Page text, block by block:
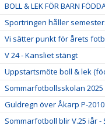
BOLL & LEK FÖR BARN
Sportringen håller
Vi sätter punkt för årets
V 24 - Kansliet stängt
Uppstartsmöte boll & lek
Sommarfotbollsskolan
Guldregn över Åkarp P-
Sommarfotboll blir V.25 iår -